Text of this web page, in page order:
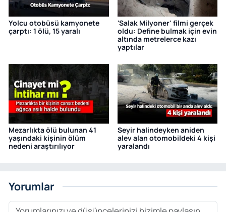
Yolcu otobüsü kamyonete
çarptı: 1 ölü, 15 yaralı
'Salak Milyoner' filmi gerçek
oldu: Define bulmak için evin
altında metrelerce kazı
yaptılar
Mezarlıkta ölü bulunan 41
yaşındaki kişinin ölüm
nedeni araştırılıyor
Seyir halindeyken aniden
alev alan otomobildeki 4 kişi
yaralandı
Yorumlar